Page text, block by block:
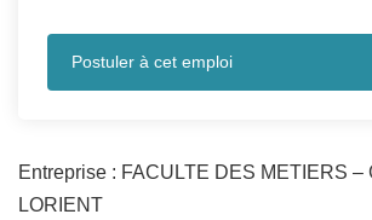
Postuler à cet emploi
Entreprise : FACULTE DES METIERS –
LORIENT